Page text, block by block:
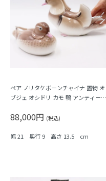
ペア ノリタケボーンチャイナ 置物 オ
ブジェ オシドリ カモ 鴨 アンティーク
88,000円 (税込)
幅 21 奥行 9 高さ 13.5 cm